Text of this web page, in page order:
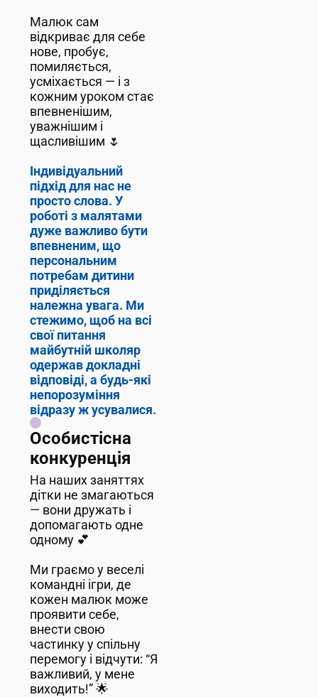
Малюк сам
відкриває для себе
нове, пробує,
помиляється,
усміхається — і з
кожним уроком стає
впевненішим,
уважнішим і
щасливішим 🌷
Індивідуальний
підхід для нас не
просто слова. У
роботі з малятами
дуже важливо бути
впевненим, що
персональним
потребам дитини
приділяється
належна увага. Ми
стежимо, щоб на всі
свої питання
майбутній школяр
одержав докладні
відповіді, а будь-які
непорозуміння
відразу ж усувалися.
Особистісна
конкуренція
На наших заняттях
дітки не змагаються
— вони дружать і
допомагають одне
одному 💕
Ми граємо у веселі
командні ігри, де
кожен малюк може
проявити себе,
внести свою
частинку у спільну
перемогу і відчути: “Я
важливий, у мене
виходить!” 🌟